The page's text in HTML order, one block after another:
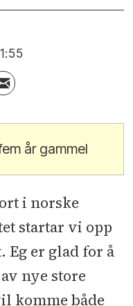
år gammel
i norske
startar vi opp
Eg er glad for å
nye store
komme både